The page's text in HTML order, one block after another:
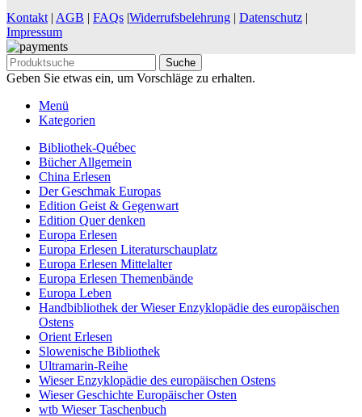
Kontakt | AGB | FAQs |Widerrufsbelehrung | Datenschutz |
Impressum
Suche
Geben Sie etwas ein, um Vorschläge zu erhalten.
Menü
Kategorien
Bibliothek-Québec
Bücher Allgemein
China Erlesen
Der Geschmak Europas
Edition Geist & Gegenwart
Edition Quer denken
Europa Erlesen
Europa Erlesen Literaturschauplatz
Europa Erlesen Mittelalter
Europa Erlesen Themenbände
Europa Leben
Handbibliothek der Wieser Enzyklopädie des europäischen
Ostens
Orient Erlesen
Slowenische Bibliothek
Ultramarin-Reihe
Wieser Enzyklopädie des europäischen Ostens
Wieser Geschichte Europäischer Osten
wtb Wieser Taschenbuch